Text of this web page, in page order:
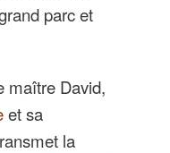
parc et
maître David,
et sa
la